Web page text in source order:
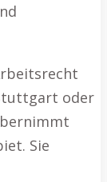
oder
Sie